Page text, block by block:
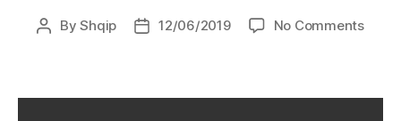
PostByShqip
Post12/06/2019 No Commentson